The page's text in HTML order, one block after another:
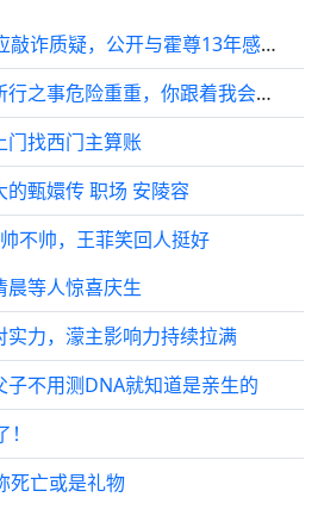
陈露发12分钟视频回应敲诈质疑，公开与霍尊13年感情细节
拒绝女人的告白，我所行之事危险重重，你跟着我会死的
门找西门主算账
甄嬛传 职场 安陵容
不帅，王菲笑回人挺好
晨等人惊喜庆生
实力，濛主影响力持续拉满
不用测DNA就知道是亲生的
死亡或是礼物